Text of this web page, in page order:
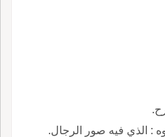
: الذي فيه صور الرجال.